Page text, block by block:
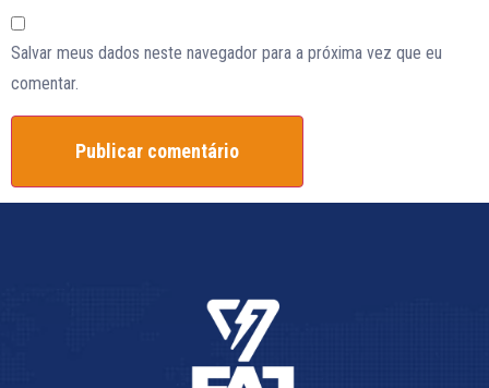
Salvar meus dados neste navegador para a próxima vez que eu
comentar.